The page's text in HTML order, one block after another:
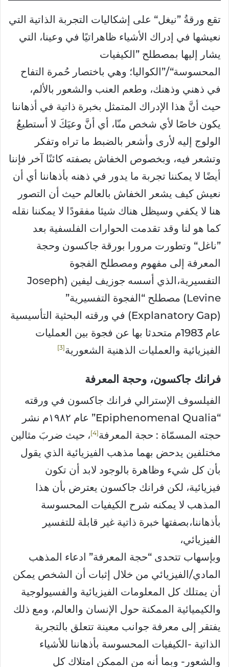
تقع ورقةُ ”نيغل“ على إشكاليات التجربة الذاتية التي
نعيشها في إدراك الأشياء ظاهراتيًا في وعينا، التي
يشار إليها بمصطلح ”الكيفيات
المحسوسة“/”الكواليا؛ وهي باختصار حُمرة التفاح
في ذهني وذهنك، وطعم العنب والشعور بالألم،
حيث أنَّ هذا الإدراك المتمثل بخبرة ذاتية في أذهاننا
يكون خاصًا لأي شخص منّا، أي أنَّ وعيَكَ لا أستطيعُ
الولوج إليه لأرى وأشعر بالضبط ما تراه وتفكر
وتشعر فيه، وبخصوص الخفاش بصفته كائنًا آخر فإننا
أيضًا لا يمكننا تجربة ما يدور في ذهنه بأذهاننا أي أن
نعيش كيف يشعر الخفاش بالعالم حيث أن التصور
هنا لا يكفي وسيظل هناك شيئا مفقودًا لا يمكننا نقله
كما هو لنا وقد تقدمت الحوارات الفلسفية بعد
”ناغل“ وتطورت مرورا بورقة جاكسون وحجة
المعرفة إلى مفهوم ومصطلح الفجوة
التفسيرية،الذي أسسه جوزيف ليفين (Joseph
Levine) مصطلح “الفجوة التفسيرية”
(Explanatory Gap) في ورقته البحثية التأسيسية
عام 1983م متحدثا بها عن فجوة بين العمليات
الفيزيائية والعمليات الذهنية الشعورية 3
فرانك جاكسون، وحجة المعرفة
الفيلسوف الإسترالي فرانك جاكسون في ورقته
“Epiphenomenal Qualia” عام ١٩٨٢م نشر
حجته المسمّاة : حجة المعرفة 4 ، حيث ضربَ مثالين
مختلفين يدحض بهما مذهب الفيزيائية الذي يقول
بأن كل شيء وظاهرة بالوجود لابد أن تكون
فيزيائية، لكن فرانك جاكسون يعترض بأن هذا
المذهب لا يمكنه شرح الكيفيات المحسوسة
بأذهاننا،بصفتها خبرة ذاتية غير قابلة للتفسير
الفيزيائي،
وبإسهاب تتحدى “حجة المعرفة” ادعاء المذهب
المادي/الفيزيائي من خلال إثبات أن الشخص يمكن
أن يمتلك كل المعلومات الفيزيائية والفسيولوجية
والكيميائية الممكنة حول الإنسان والعالم، ومع ذلك
يفتقر إلى معرفة جوانب معينة تتعلق بالتجربة
الذاتية -الكيفيات المحسوسة بأذهاننا للأشياء
والشعور- وبما أنه من الممكن امتلاك كل